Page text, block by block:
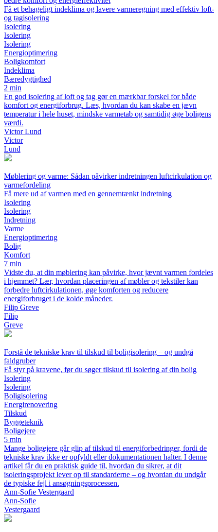
Få et behageligt indeklima og lavere varmeregning med effektiv loft-
og tagisolering
Isolering
Isolering
Isolering
Energioptimering
Boligkomfort
Indeklima
Bæredygtighed
2 min
En god isolering af loft og tag gør en mærkbar forskel for både
komfort og energiforbrug. Læs, hvordan du kan skabe en jævn
temperatur i hele huset, mindske varmetab og samtidig øge boligens
værdi.
Victor Lund
Victor
Lund
Møblering og varme: Sådan påvirker indretningen luftcirkulation og
varmefordeling
Få mere ud af varmen med en gennemtænkt indretning
Isolering
Isolering
Indretning
Varme
Energioptimering
Bolig
Komfort
7 min
Vidste du, at din møblering kan påvirke, hvor jævnt varmen fordeles
i hjemmet? Lær, hvordan placeringen af møbler og tekstiler kan
forbedre luftcirkulationen, øge komforten og reducere
energiforbruget i de kolde måneder.
Filip Greve
Filip
Greve
Forstå de tekniske krav til tilskud til boligisolering – og undgå
faldgruber
Få styr på kravene, før du søger tilskud til isolering af din bolig
Isolering
Isolering
Boligisolering
Energirenovering
Tilskud
Byggeteknik
Boligejere
5 min
Mange boligejere går glip af tilskud til energiforbedringer, fordi de
tekniske krav ikke er opfyldt eller dokumentationen halter. I denne
artikel får du en praktisk guide til, hvordan du sikrer, at dit
isoleringsprojekt lever op til standarderne – og hvordan du undgår
de typiske fejl i ansøgningsprocessen.
Ann-Sofie Vestergaard
Ann-Sofie
Vestergaard